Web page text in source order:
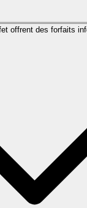
offrent des forfaits